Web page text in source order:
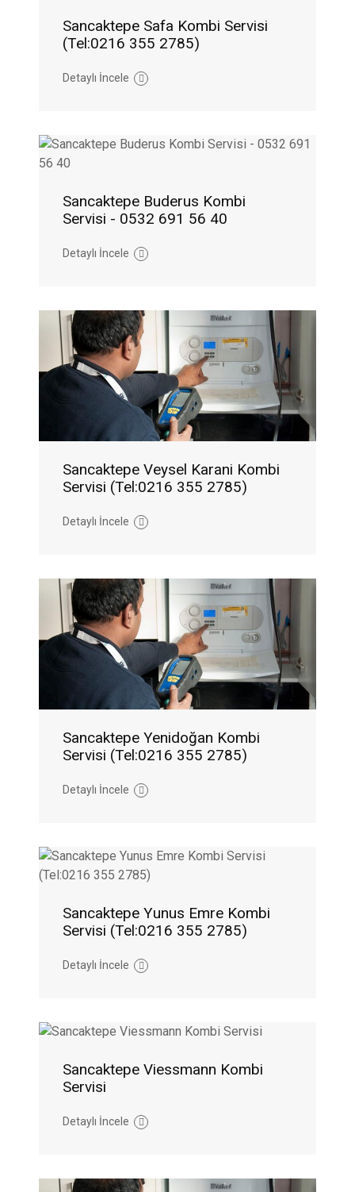
Sancaktepe Safa Kombi Servisi
(Tel:0216 355 2785)
Detaylı İncele
Sancaktepe Buderus Kombi
Servisi - 0532 691 56 40
Detaylı İncele
Sancaktepe Veysel Karani Kombi
Servisi (Tel:0216 355 2785)
Detaylı İncele
Sancaktepe Yenidoğan Kombi
Servisi (Tel:0216 355 2785)
Detaylı İncele
Sancaktepe Yunus Emre Kombi
Servisi (Tel:0216 355 2785)
Detaylı İncele
Sancaktepe Viessmann Kombi
Servisi
Detaylı İncele